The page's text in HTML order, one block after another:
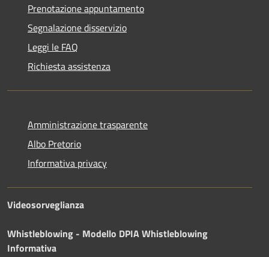
Prenotazione appuntamento
Segnalazione disservizio
Leggi le FAQ
Richiesta assistenza
Amministrazione trasparente
Albo Pretorio
Informativa privacy
Videosorveglianza
Whistleblowing - Modello DPIAWhistleblowing
Informativa